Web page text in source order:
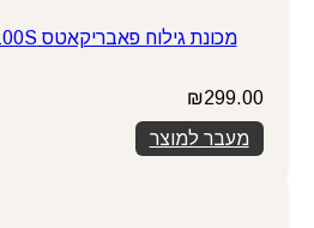
מכונת גילוח פאבריקאטס FABRICUTS Null FC-100S
₪299.00
מעבר למוצר